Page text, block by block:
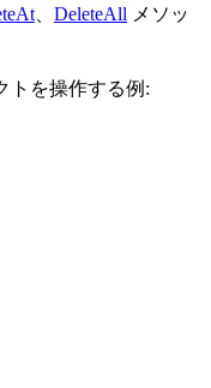
DeleteAll メソッ
トを操作する例: